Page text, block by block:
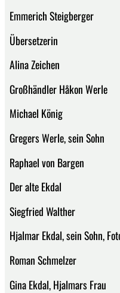
Emmerich Steigberger
Übersetzerin
Alina Zeichen
Großhändler Håkon Werle
Michael König
Gregers Werle, sein Sohn
Raphael von Bargen
Der alte Ekdal
Siegfried Walther
Hjalmar Ekdal, sein Sohn,
Roman Schmelzer
Gina Ekdal, Hjalmars Frau